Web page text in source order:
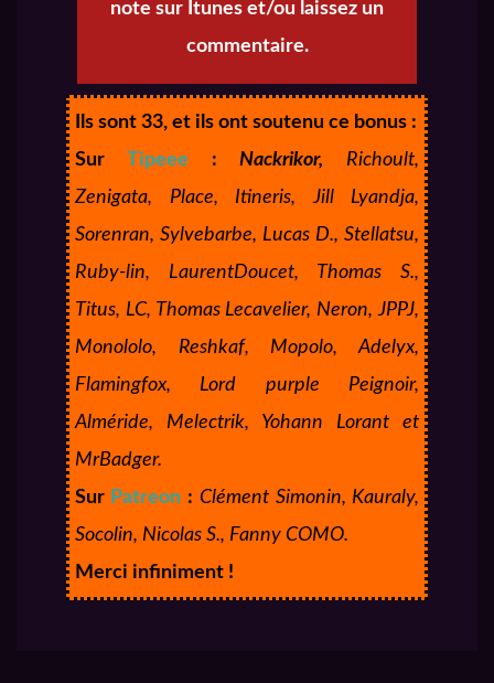
note sur Itunes et/ou laissez un
commentaire.
Ils sont 33, et ils ont soutenu ce bonus :
Sur
Tipeee :Nackrikor, Richoult,
Zenigata, Place, Itineris, Jill Lyandja,
Sorenran, Sylvebarbe, Lucas D., Stellatsu,
Ruby-lin, LaurentDoucet, Thomas S.,
Titus, LC, Thomas Lecavelier, Neron, JPPJ,
Monololo, Reshkaf, Mopolo, Adelyx,
Flamingfox, Lord purple Peignoir,
Alméride, Melectrik, Yohann Lorant et
MrBadger.
Sur Patreon : Clément Simonin, Kauraly,
Socolin, Nicolas S., Fanny COMO.
Merci infiniment !